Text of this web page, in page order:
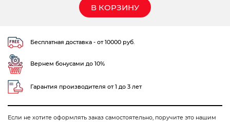
фрезер
STANLEY
B9
В КОРЗИНУ
Бесплатная доставка - от 10000 руб.
Вернем бонусами до 10%
Гарантия производителя от 1 до 3 лет
Если не хотите оформлять заказ самостоятельно, поручите это нашим